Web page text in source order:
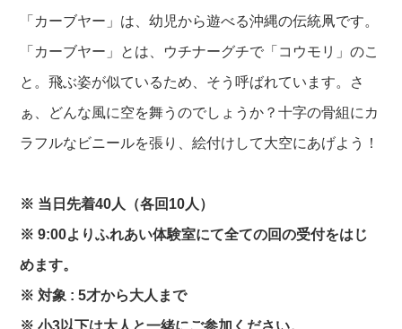
「カーブヤー」は、幼児から遊べる沖縄の伝統凧です。
「カーブヤー」とは、ウチナーグチで「コウモリ」のこ
と。飛ぶ姿が似ているため、そう呼ばれています。さ
ぁ、どんな風に空を舞うのでしょうか？十字の骨組にカ
ラフルなビニールを張り、絵付けして大空にあげよう！
※ 当日先着40人（各回10人）
※ 9:00よりふれあい体験室にて全ての回の受付をはじ
めます。
※ 対象 : 5才から大人まで
※ 小3以下は大人と一緒にご参加ください。